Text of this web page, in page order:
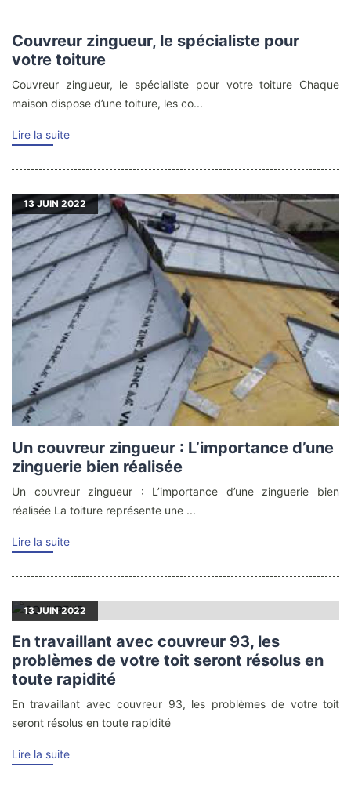
Couvreur zingueur, le spécialiste pour
votre toiture
Couvreur zingueur, le spécialiste pour votre toiture Chaque
maison dispose d’une toiture, les co...
Lire la suite
13JUIN 2022
Un couvreur zingueur : L’importance d’une
zinguerie bien réalisée
Un couvreur zingueur : L’importance d’une zinguerie bien
réalisée La toiture représente une ...
Lire la suite
13JUIN 2022
En travaillant avec couvreur 93, les
problèmes de votre toit seront résolus en
toute rapidité
En travaillant avec couvreur 93, les problèmes de votre toit
seront résolus en toute rapidité
Lire la suite